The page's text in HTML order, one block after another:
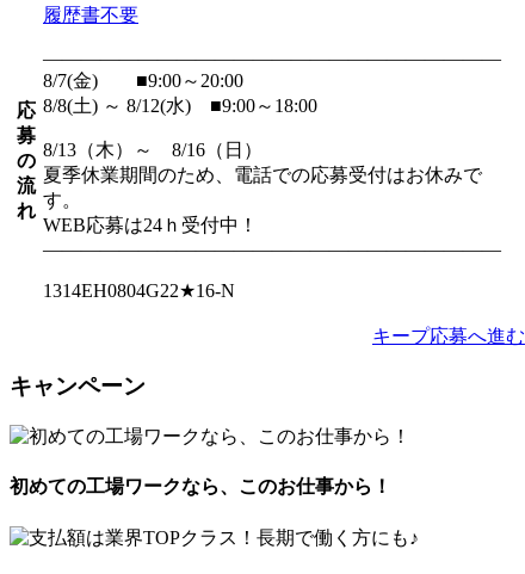
応
募
の
流
れ
履歴書不要
――――――――――――――――――――――――
8/7(金) ■9:00～20:00
8/8(土) ～ 8/12(水) ■9:00～18:00
8/13（木）～ 8/16（日）
夏季休業期間のため、電話での応募受付はお休みで
す。
WEB応募は24ｈ受付中！
――――――――――――――――――――――――
1314EH0804G22★16-N
キープ応募へ進む
キャンペーン
初めての工場ワークなら、このお仕事から！